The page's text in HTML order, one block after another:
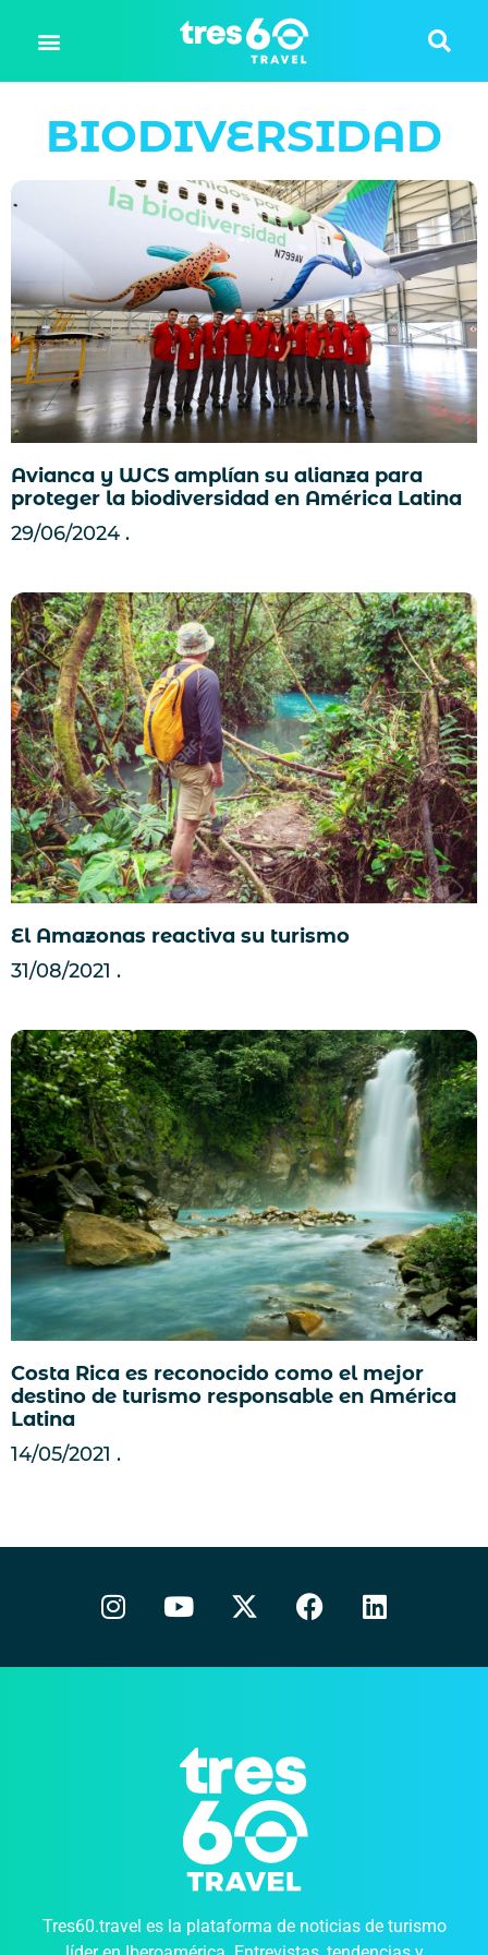
BIODIVERSIDAD
Avianca y WCS amplían su alianza para
proteger la biodiversidad en América Latina
29/06/2024
El Amazonas reactiva su turismo
31/08/2021
Costa Rica es reconocido como el mejor
destino de turismo responsable en América
Latina
14/05/2021
Tres60.travel es la plataforma de noticias de turismo